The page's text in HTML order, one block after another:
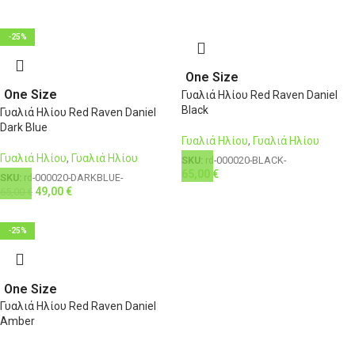
-25%
One Size
Γυαλιά Ηλίου Red Raven Daniel
Dark Blue
Γυαλιά Ηλίου, Γυαλιά Ηλίου
SKU: rd-000020-DARKBLUE-
€ 49,00€
One Size
Γυαλιά Ηλίου Red Raven Daniel
Black
Γυαλιά Ηλίου, Γυαλιά Ηλίου
SKU: rd-000020-BLACK-
65,00 €
-25%
One Size
Γυαλιά Ηλίου Red Raven Daniel
Amber